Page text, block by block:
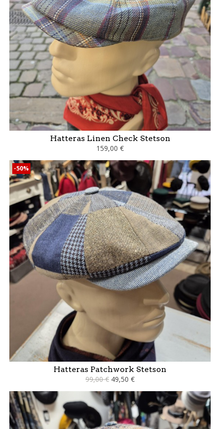
Hatteras Linen Check Stetson
159,00 €
Hatteras Patchwork Stetson
99,00 € 49,50 €
-50%